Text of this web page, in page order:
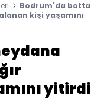
Bodrum'da botta
kişi yaşamını
yitirdi